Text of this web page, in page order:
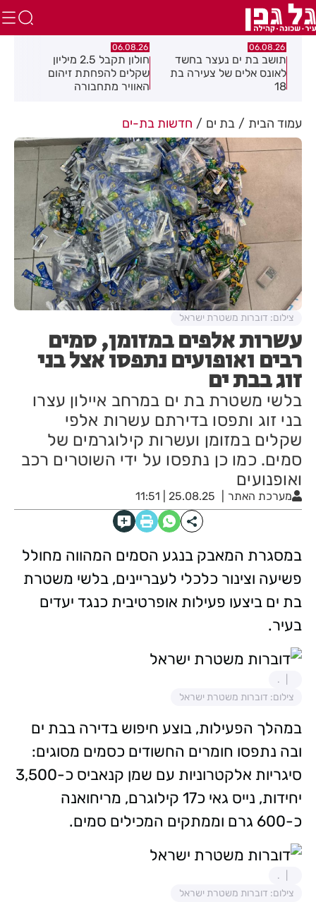
06.08.26
תושב בת ים נעצר בחשד
לאונס אלים של צעירה בת
18
06.08.26
חולון תקבל 2.5 מיליון
שקלים להפחתת זיהום
האוויר מתחבורה
עמוד הבית בת ים חדשות בת-ים
עשרות אלפים במזומן, סמים
רבים ואופועים נתפסו אצל בני
זוג בבת ים
בלשי משטרת בת ים במרחב איילון עצרו
בני זוג ותפסו בדירתם עשרות אלפי
שקלים במזומן ועשרות קילוגרמים של
סמים. כמו כן נתפסו על ידי השוטרים רכב
ואופנועים
מערכת האתר 25.08.25 | 11:51
צילום: דוברות משטרת ישראל
במסגרת המאבק בנגע הסמים המהווה מחולל
פשיעה וצינור כלכלי לעבריינים, בלשי משטרת
בת ים ביצעו פעילות אופרטיבית כנגד יעדים
בעיר.
.
צילום: דוברות משטרת ישראל
במהלך הפעילות, בוצע חיפוש בדירה בבת ים
ובה נתפסו חומרים החשודים כסמים מסוגים:
סיגריות אלקטרוניות עם שמן קנאביס כ-3,500
יחידות, נייס גאי כ17 קילוגרם, מריחואנה
כ-600 גרם וממתקים המכילים סמים.
.
צילום: דוברות משטרת ישראל